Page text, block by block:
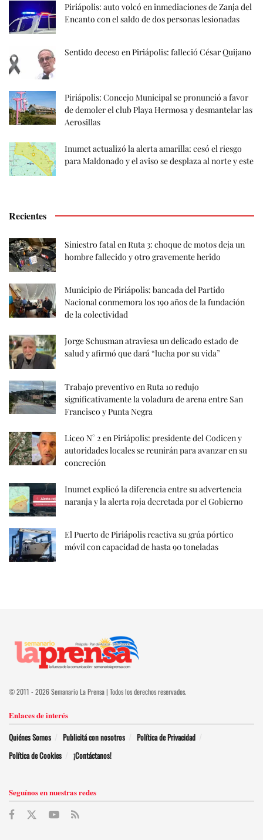
Piriápolis: auto volcó en inmediaciones de Zanja del
Encanto con el saldo de dos personas lesionadas
Sentido deceso en Piriápolis: falleció César Quijano
Piriápolis: Concejo Municipal se pronunció a favor
de demoler el club Playa Hermosa y desmantelar las
Aerosillas
Inumet actualizó la alerta amarilla: cesó el riesgo
para Maldonado y el aviso se desplaza al norte y este
Recientes
Siniestro fatal en Ruta 3: choque de motos deja un
hombre fallecido y otro gravemente herido
Municipio de Piriápolis: bancada del Partido
Nacional conmemora los 190 años de la fundación
de la colectividad
Jorge Schusman atraviesa un delicado estado de
salud y afirmó que dará “lucha por su vida”
Trabajo preventivo en Ruta 10 redujo
significativamente la voladura de arena entre San
Francisco y Punta Negra
Liceo N° 2 en Piriápolis: presidente del Codicen y
autoridades locales se reunirán para avanzar en su
concreción
Inumet explicó la diferencia entre su advertencia
naranja y la alerta roja decretada por el Gobierno
El Puerto de Piriápolis reactiva su grúa pórtico
móvil con capacidad de hasta 90 toneladas
© 2011 - 2026 Semanario La Prensa | Todos los derechos reservados.
Enlaces de interés
Quiénes Somos Publicitá con nosotros
Política de Privacidad
Política de Cookies
¡Contáctanos!
Seguínos en nuestras redes